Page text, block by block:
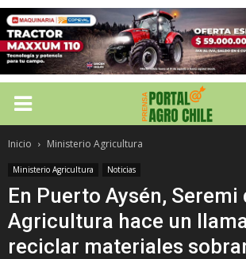
Inicio Ministerio Agricultura
Ministerio Agricultura Noticias
En Puerto Aysén, Seremi
Agricultura hace un
reciclar materiales